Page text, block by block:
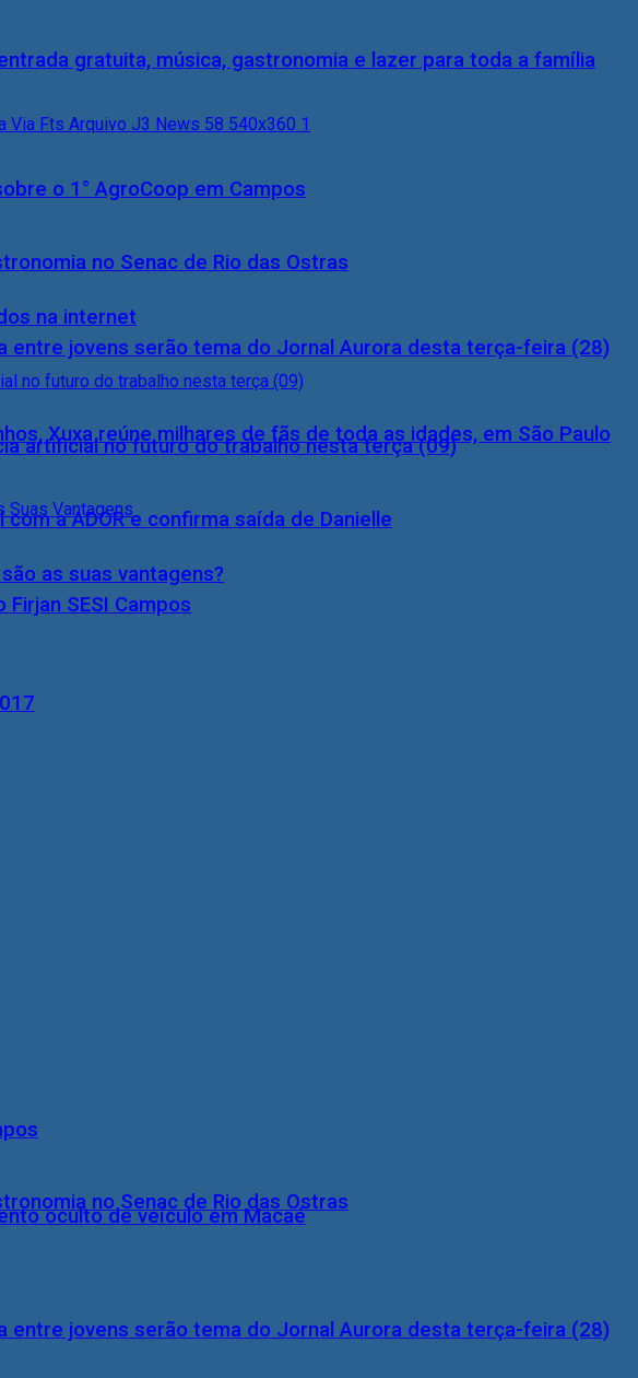
gratuita, música, gastronomia e lazer para toda a família
o 1° AgroCoop em Campos
na internet
artificial no futuro do trabalho nesta terça (09)
as suas vantagens?
no Senac de Rio das Ostras
entre jovens serão tema do Jornal Aurora desta terça-feira (28)
no Senac de Rio das Ostras
entre jovens serão tema do Jornal Aurora desta terça-feira (28)
Xuxa reúne milhares de fãs de toda as idades, em São Paulo
a ADOR e confirma saída de Danielle
SESI Campos
oculto de veículo em Macaé